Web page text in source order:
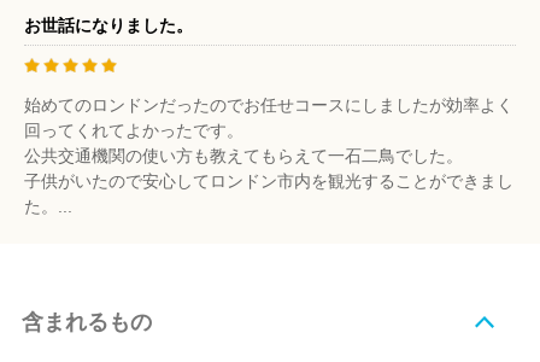
お世話になりました。
始めてのロンドンだったのでお任せコースにしましたが効率よく
回ってくれてよかったです。
公共交通機関の使い方も教えてもらえて一石二鳥でした。
子供がいたので安心してロンドン市内を観光することができまし
た。...
含まれるもの